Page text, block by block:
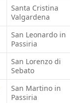
Santa Cristina
Valgardena
San Leonardo in
Passiria
San Lorenzo di
Sebato
San Martino in
Passiria